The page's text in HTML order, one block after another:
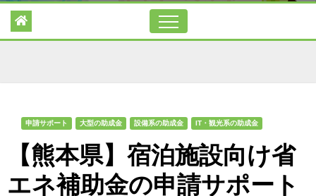
申請サポート 大型の助成金 設備系の助成金 IT・観光系の助成金
【熊本県】宿泊施設向け省
エネ補助金の申請サポート